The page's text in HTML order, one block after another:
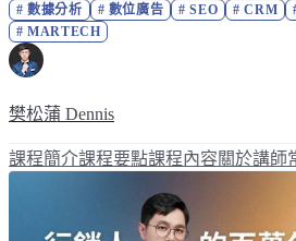
#數據分析 # 數位廣告 #SEO #CRM
#MARTECH
樊松蒲 Dennis
課程簡介課程要點課程內容關於講師